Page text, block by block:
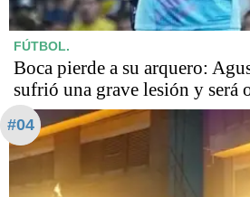
FÚTBOL.
Boca pierde a su arquero:
sufrió una grave lesión y será
#04